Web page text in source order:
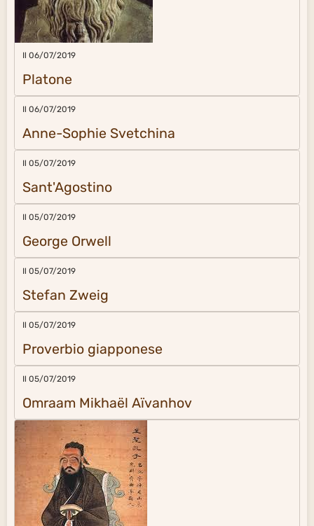
Il 06/07/2019
Platone
Il 06/07/2019
Anne-Sophie Svetchina
Il 05/07/2019
Sant'Agostino
Il 05/07/2019
George Orwell
Il 05/07/2019
Stefan Zweig
Il 05/07/2019
Proverbio giapponese
Il 05/07/2019
Omraam Mikhaël Aïvanhov